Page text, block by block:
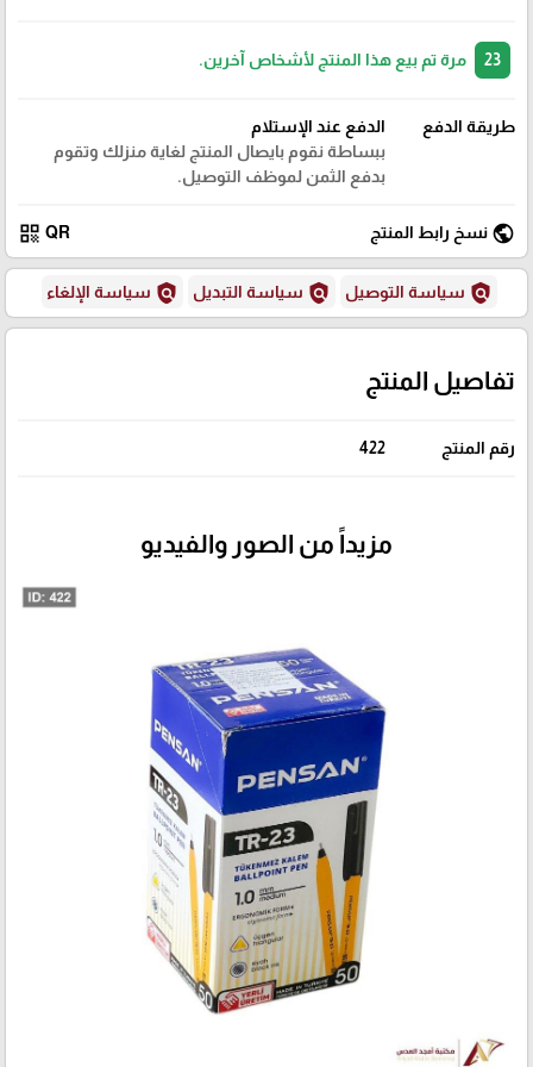
مرة تم بيع هذا المنتج لأشخاص آخرين.
طريقة الدفع
الدفع عند الإستلام
ببساطة نقوم بايصال المنتج لغاية منزلك وتقوم
بدفع الثمن لموظف التوصيل.
public نسخ رابط المنتج QR
qr_code
policy سياسة التوصيل policy سياسة التبديل policy سياسة الإلغاء
تفاصيل المنتج
رقم المنتج 422
مزيداً من الصور والفيديو